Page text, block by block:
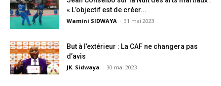
« L’objectif est de créer...
Wamini SIDWAYA - 31 mai 2023
But à l’extérieur : La CAF ne changera pas
d’avis
JK. Sidwaya - 30 mai 2023